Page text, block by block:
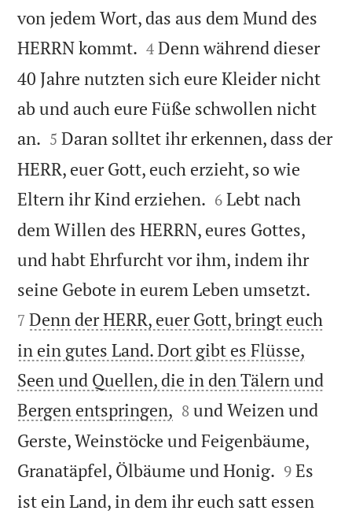
von jedem Wort, das aus dem Mund des
HERRN kommt. 

4 Denn während dieser
40 Jahre nutzten sich eure Kleider nicht
ab und auch eure Füße schwollen nicht
an. 

5 Daran solltet ihr erkennen, dass der
HERR, euer Gott, euch erzieht, so wie
Eltern ihr Kind erziehen. 

6 Lebt nach
dem Willen des HERRN, eures Gottes,
und habt Ehrfurcht vor ihm, indem ihr
seine Gebote in eurem Leben umsetzt.
7 Denn der HERR, euer Gott, bringt euch
in ein gutes Land. Dort gibt es Flüsse,
Seen und Quellen, die in den Tälern und
Bergen entspringen, 

8 und Weizen und
Gerste, Weinstöcke und Feigenbäume,
Granatäpfel, Ölbäume und Honig. 

9 Es
ist ein Land, in dem ihr euch satt essen